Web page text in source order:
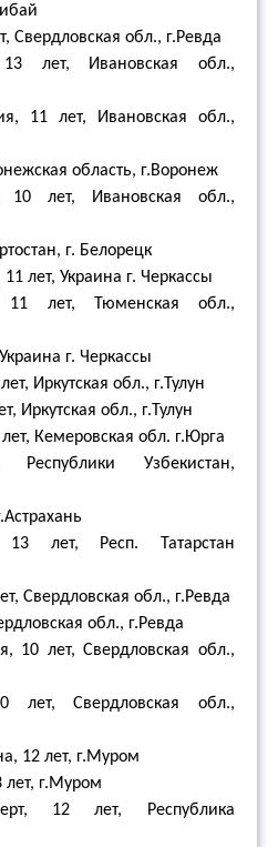
Свердловская обл., г.Ревда
лет, Ивановская обл.,
11 лет, Ивановская обл.,
область, г.Воронеж
10 лет, Ивановская обл.,
г. Белорецк
лет, Украина г. Черкассы
11 лет, Тюменская обл.,
г. Черкассы
Иркутская обл., г.Тулун
Иркутская обл., г.Тулун
Кемеровская обл. г.Юрга
Узбекистан,
13 лет, Респ. Татарстан
Свердловская обл., г.Ревда
обл., г.Ревда
10 лет, Свердловская обл.,
лет, Свердловская обл.,
12 лет, г.Муром
лет, г.Муром
12 лет, Республика